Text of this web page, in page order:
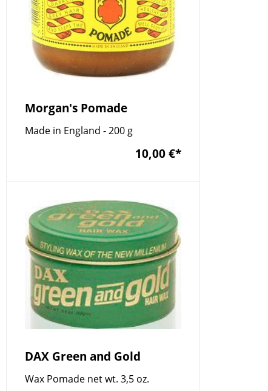
Morgan's Pomade
Made in England - 200 g
10,00 €*
DAX Green and Gold
Wax Pomade net wt. 3,5 oz.